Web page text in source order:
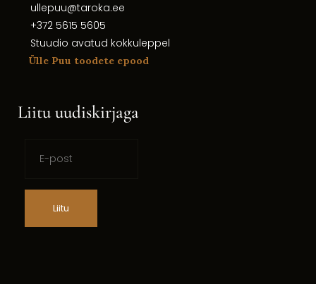
ullepuu@taroka.ee
+372 5615 5605
Stuudio avatud kokkuleppel
Ülle Puu toodete epood
Liitu uudiskirjaga
Liitu